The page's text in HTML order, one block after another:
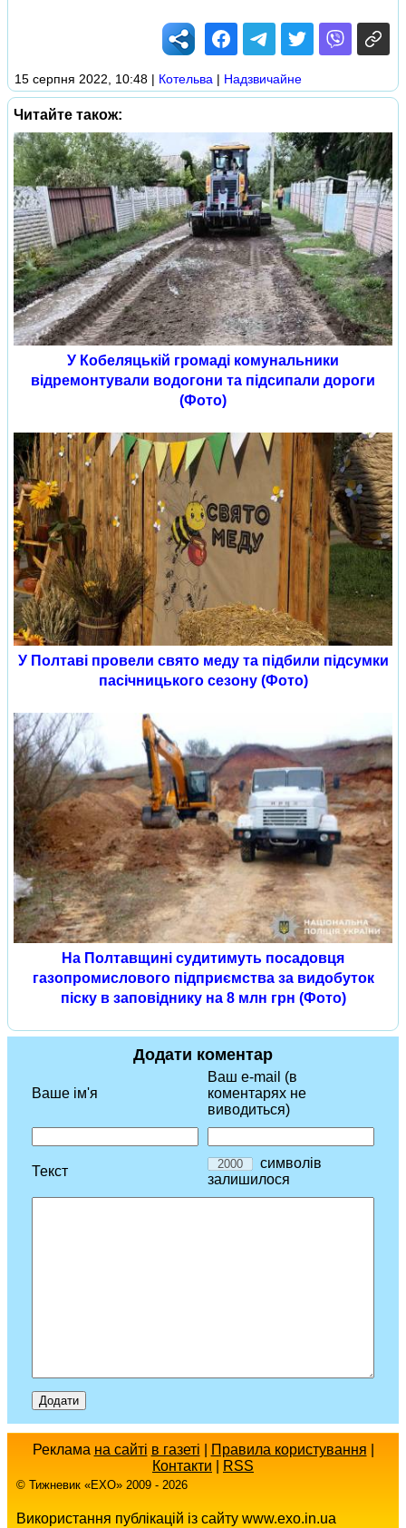
15 серпня 2022, 10:48 | Котельва | Надзвичайне
Читайте також:
У Кобеляцькій громаді комунальники
відремонтували водогони та підсипали дороги
(Фото)
У Полтаві провели свято меду та підбили підсумки
пасічницького сезону (Фото)
На Полтавщині судитимуть посадовця
газопромислового підприємства за видобуток
піску в заповіднику на 8 млн грн (Фото)
Додати коментар
Ваше ім'я
Ваш e-mail (в
коментарях не
виводиться)
Текст
символів
залишилося
Реклама на сайті в газеті Правила користування
Контакти
RSS
© Тижневик «EХO» 2009 - 2026
Використання публікацій із сайту www.exo.in.ua